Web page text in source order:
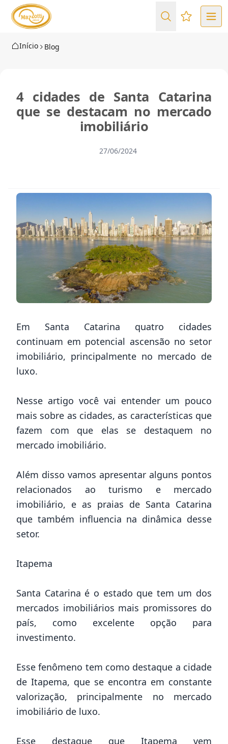
Favoritos
Início Blog
4 cidades de Santa Catarina
que se destacam no mercado
imobiliário
27/06/2024
Em Santa Catarina quatro cidades
continuam em potencial ascensão no setor
imobiliário, principalmente no mercado de
luxo.
Nesse artigo você vai entender um pouco
mais sobre as cidades, as características que
fazem com que elas se destaquem no
mercado imobiliário.
Além disso vamos apresentar alguns pontos
relacionados ao turismo e mercado
imobiliário, e as praias de Santa Catarina
que também influencia na dinâmica desse
setor.
Itapema
Santa Catarina é o estado que tem um dos
mercados imobiliários mais promissores do
país, como excelente opção para
investimento.
Esse fenômeno tem como destaque a cidade
de Itapema, que se encontra em constante
valorização, principalmente no mercado
imobiliário de luxo.
Esse destaque que Itapema vem